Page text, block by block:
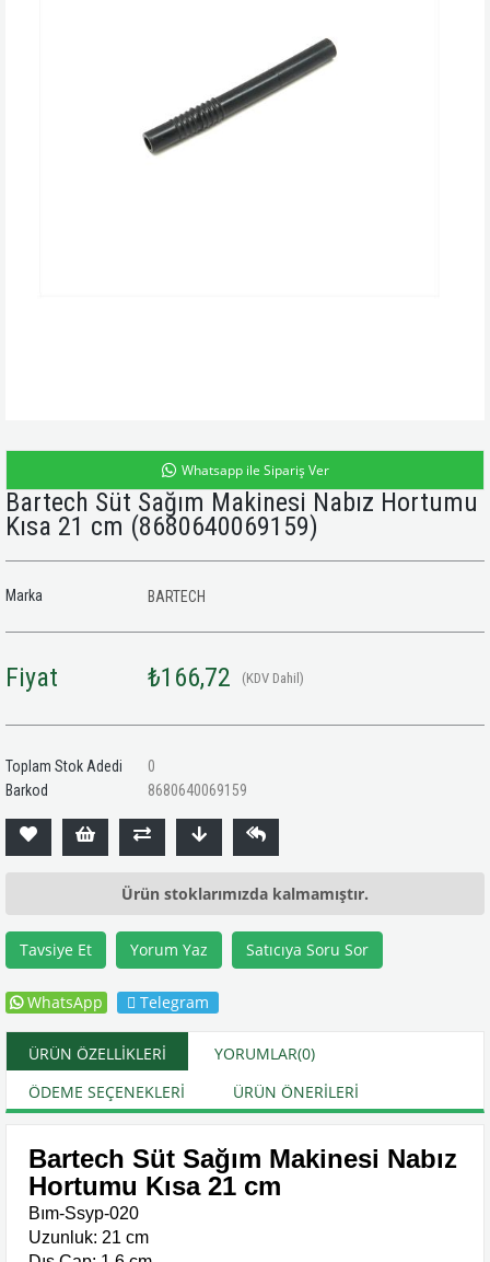
Whatsapp ile Sipariş Ver
Bartech Süt Sağım Makinesi Nabız Hortumu
Kısa 21 cm (8680640069159)
Marka BARTECH
Fiyat ₺166,72 (KDV Dahil)
Toplam Stok Adedi
0
Barkod
8680640069159
Ürün stoklarımızda kalmamıştır.
Tavsiye Et Yorum Yaz Satıcıya Soru Sor
WhatsApp Telegram
ÜRÜN ÖZELLIKLERI YORUMLAR(0)
ÖDEME SEÇENEKLERI
ÜRÜN ÖNERILERI
Bartech Süt Sağım Makinesi Nabız
Hortumu Kısa 21 cm
Bım-Ssyp-020
Uzunluk: 21 cm